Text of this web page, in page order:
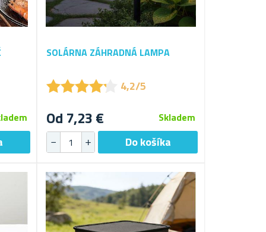
SOLÁRNA ZÁHRADNÁ LAMPA
★★★★★
★★★★★ 4,2/5
Od 7,23 € Skladem